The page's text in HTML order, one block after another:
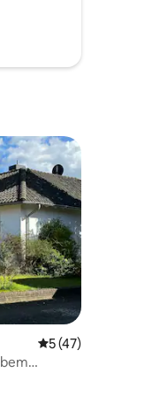
dos hóspedes
5 de uma
5 (47)